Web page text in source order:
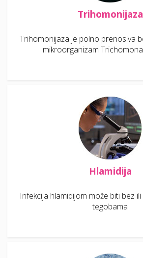
Trihomonijaza
Trihomonijaza je polno prenosiva
mikroorganizam
Hlamidija
Infekcija hlamidijom može biti bez
tegobama